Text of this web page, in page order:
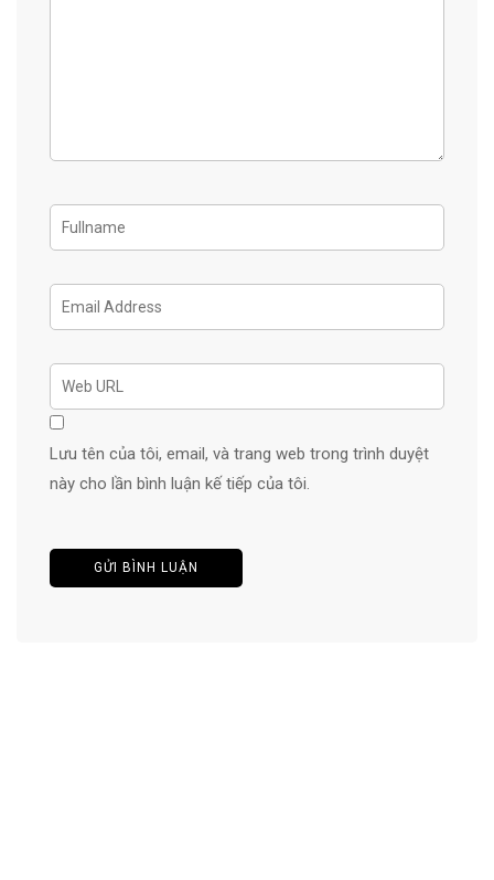
Lưu tên của tôi, email, và trang web trong trình duyệt
này cho lần bình luận kế tiếp của tôi.